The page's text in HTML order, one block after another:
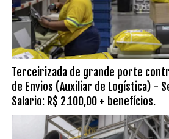
Terceirizada de grande porte
de Envios (Auxiliar de Logística) -
Salario: R$ 2.100,00 + benefícios.